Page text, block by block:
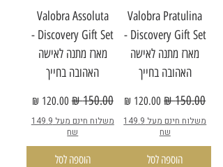
Valobra Pratulina
Discovery Gift Set -
מארז מתנה לאישה
האהובה בחייך
מחיר רגיל‏150.00 ‏₪ מחיר מבצע
משלוח חינם מעל 149.9
שח
הוספה לסל
Valobra Assoluta
Discovery Gift Set -
מארז מתנה לאישה
האהובה בחייך
מחיר רגיל‏150.00 ‏₪ מחיר מבצע
משלוח חינם מעל 149.9
שח
הוספה לסל